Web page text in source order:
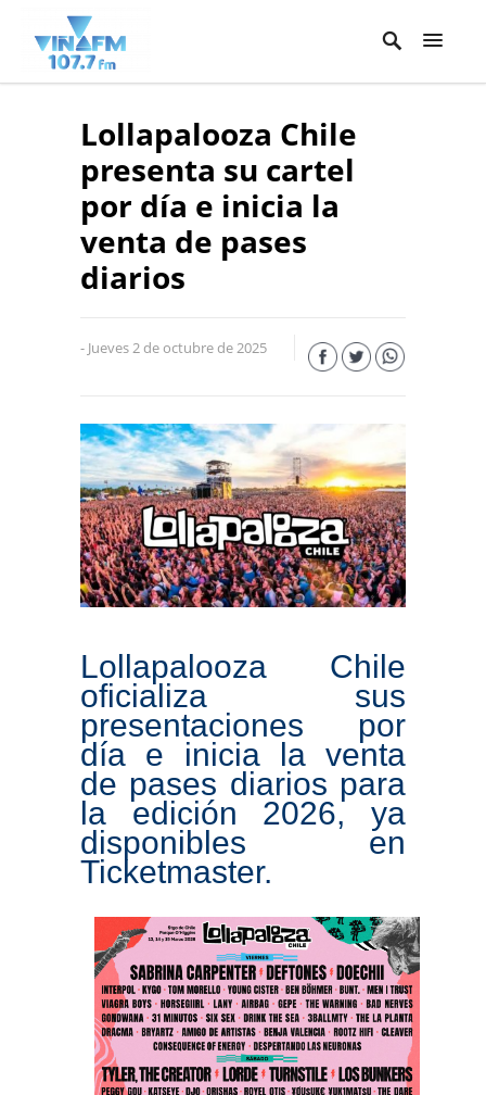
Lollapalooza Chile
presenta su cartel
por día e inicia la
venta de pases
diarios
- Jueves 2 de octubre de 2025
Lollapalooza Chile
oficializa sus
presentaciones por
día e inicia la venta
de pases diarios para
la edición 2026, ya
disponibles en
Ticketmaster.